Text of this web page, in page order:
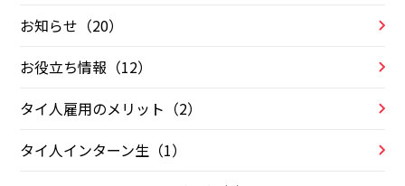
お知らせ（20）
お役立ち情報（12）
タイ人雇用のメリット（2）
タイ人インターン生（1）